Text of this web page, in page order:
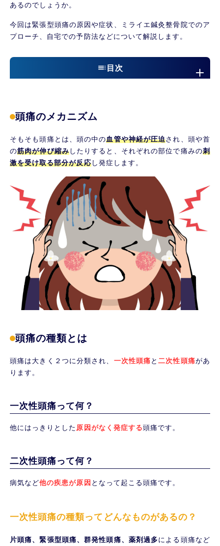
あるのでしょうか。
今回は緊張型頭痛の原因や症状、ミライエ鍼灸整骨院でのア
プローチ、自宅での予防法などについて解説します。
目次
頭痛の種類とは
一次性頭痛って何？
二次性頭痛って何？
一次性頭痛の種類ってどんなものがあるの？
二次性頭痛の種類ってどんなものがあるの？
緊張型頭痛の特徴とは？
特徴１ 後頭部を中心に両側がじんわり痛む
特徴２ 片頭痛でよくみられるズキズキする
痛みや寝込むほどの強い痛みではない
緊張型頭痛に種類はあるの？
反復性緊張型頭痛について
慢性緊張型頭痛について
緊張型頭痛の原因って何？
緊張型頭痛の対処法
まとめ
頭痛のメカニズム
そもそも頭痛とは、頭の中の血管や神経が圧迫され、頭や首
の筋肉が伸び縮みしたりすると、それぞれの部位で痛みの刺
激を受け取る部分が反応し発症します。
頭痛の種類とは
頭痛は大きく２つに分類され、 一次性頭痛と二次性頭痛があ
ります。
一次性頭痛って何？
他にはっきりとした原因がなく発症する頭痛です。
二次性頭痛って何？
病気など他の疾患が原因 となって起こる頭痛です。
一次性頭痛の種類ってどんなものがあるの？
片頭痛、緊張型頭痛、群発性頭痛、薬剤過多による頭痛など